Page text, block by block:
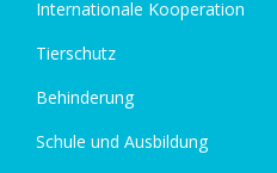
Internationale Kooperation
Tierschutz
Behinderung
Schule und Ausbildung